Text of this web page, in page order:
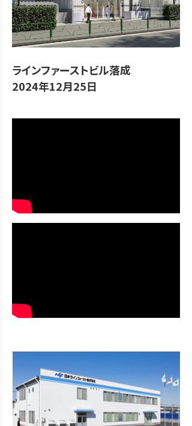
ラインファーストビル落成
2024年12月25日